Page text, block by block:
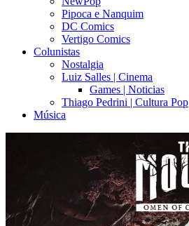
Pipoca e Nanquim
DC Comics
Vertigo Comics
Colunistas
Nostalgia
Luiz Salles | Cinema
Games | Noticias
Thiago Pedrini | Cultura Pop
Música